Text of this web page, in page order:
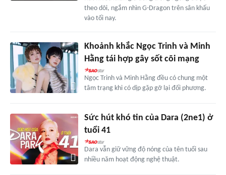
theo dõi, ngắm nhìn G-Dragon trên sân khấu
vào tối nay.
Khoảnh khắc Ngọc Trinh và Minh
Hằng tái hợp gây sốt cõi mạng
Ngọc Trinh và Minh Hằng đều có chung một
tâm trạng khi có dịp gặp gỡ lại đối phương.
Sức hút khó tin của Dara (2ne1) ở
tuổi 41
Dara vẫn giữ vững độ nóng của tên tuổi sau
nhiều năm hoạt động nghệ thuật.